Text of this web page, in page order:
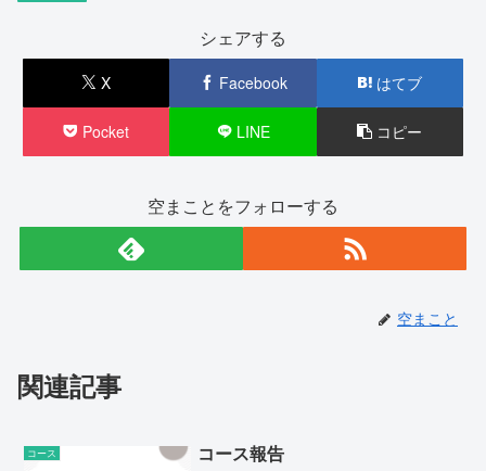
シェアする
X Facebook はてブ
Pocket LINE コピー
空まことをフォローする
空まこと
関連記事
コース コース報告